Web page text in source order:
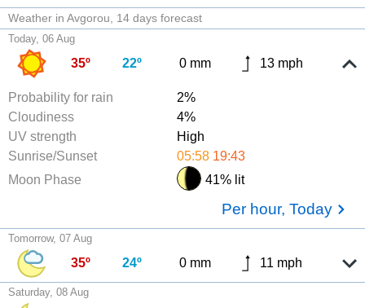
Weather in Avgorou 14 days forecast
Today, 06 Aug
35º 22º 0 mm 13 mph
Probability for rain
2%
Cloudiness
4%
UV strength
High
Sunrise/Sunset
05:58 19:43
Moon Phase
41% lit
Per hour, Today
Tomorrow, 07 Aug
35º 24º 0 mm 11 mph
Saturday, 08 Aug